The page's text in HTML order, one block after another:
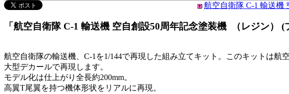
航空自衛隊 C-1 輸送機
「航空自衛隊 C-1 輸送機 空自創設50周年記念塗装機 （レジン）
航空自衛隊の輸送機、C-1を1/144で再現した組み立てキット。このキットは航
大型デカールで再現します。
モデル化は仕上がり全長約200mm。
高翼T尾翼を持つ機体形状をリアルに再現。